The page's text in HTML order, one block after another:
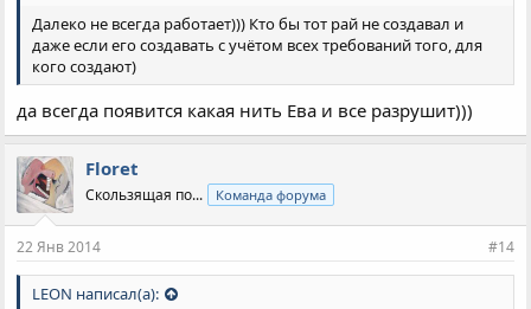
Далеко не всегда работает))) Кто бы тот рай не создавал и
даже если его создавать с учётом всех требований того, для
кого создают)
да всегда появится какая нить Ева и все разрушит)))
Floret
Скользящая по... Команда форума
22 Янв 2014 #14
LEON написал(а):